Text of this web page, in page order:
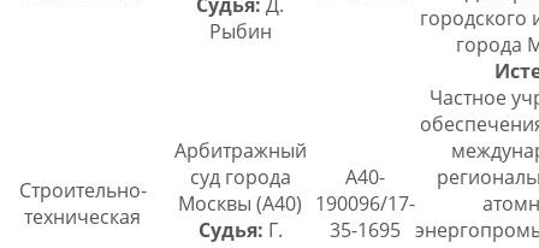
Рыбин
городского
города
Строительно-
техническая
Арбитражный
суд города
Москвы (А40)
Судья: Г.
А40-
190096/17-
35-1695
Частное